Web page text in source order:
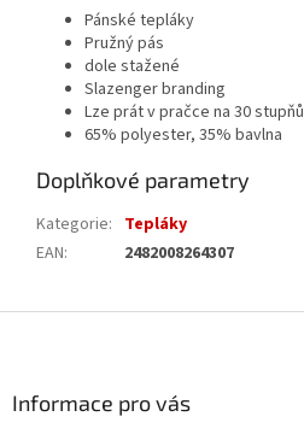
Pánské tepláky
Pružný pás
dole stažené
Slazenger branding
Lze prát v pračce na 30 stupňů
65% polyester, 35% bavlna
Doplňkové parametry
Kategorie: Tepláky
EAN: 2482008264307
Informace pro vás